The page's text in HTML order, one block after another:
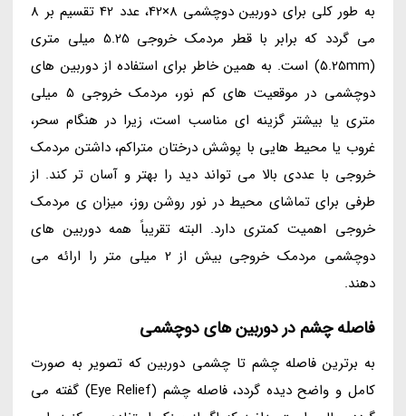
به طور کلی برای دوربین دوچشمی 8×42، عدد 42 تقسیم بر 8
می گردد که برابر با قطر مردمک خروجی 5.25 میلی متری
(5.25mm) است. به همین خاطر برای استفاده از دوربین های
دوچشمی در موقعیت های کم نور، مردمک خروجی 5 میلی
متری یا بیشتر گزینه ای مناسب است، زیرا در هنگام سحر،
غروب یا محیط هایی با پوشش درختان متراکم، داشتن مردمک
خروجی با عددی بالا می تواند دید را بهتر و آسان تر کند. از
طرفی برای تماشای محیط در نور روشن روز، میزان ی مردمک
خروجی اهمیت کمتری دارد. البته تقریباً همه دوربین های
دوچشمی مردمک خروجی بیش از 2 میلی متر را ارائه می
دهند.
فاصله چشم در دوربین های دوچشمی
به برترین فاصله چشم تا چشمی دوربین که تصویر به صورت
کامل و واضح دیده گردد، فاصله چشم (Eye Relief) گفته می